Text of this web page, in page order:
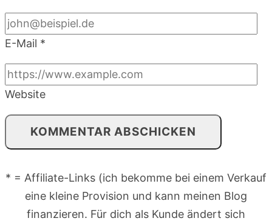
E-Mail *
Website
* = Affiliate-Links (ich bekomme bei einem Verkauf
eine kleine Provision und kann meinen Blog
finanzieren. Für dich als Kunde ändert sich